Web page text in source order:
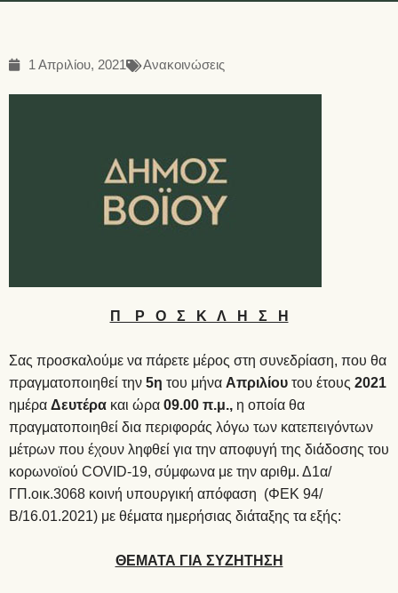
1 Απριλίου, 2021 Ανακοινώσεις
Π Ρ Ο Σ Κ Λ Η Σ Η
Σας προσκαλούμε να πάρετε μέρος στη συνεδρίαση, που θα
πραγματοποιηθεί την5η του μήναΑπριλίουτου έτους 2021
ημέραΔευτέρα και ώρα09.00 π.μ., η οποία θα
πραγματοποιηθεί δια περιφοράς λόγω των κατεπειγόντων
μέτρων που έχουν ληφθεί για την αποφυγή της διάδοσης του
κορωνοϊού COVID-19, σύμφωνα με την αριθμ. Δ1α/
ΓΠ.οικ.3068 κοινή υπουργική απόφαση (ΦΕΚ 94/
Β/16.01.2021) με θέματα ημερήσιας διάταξης τα εξής:
ΘΕΜΑΤΑ ΓΙΑ ΣΥΖΗΤΗΣΗ